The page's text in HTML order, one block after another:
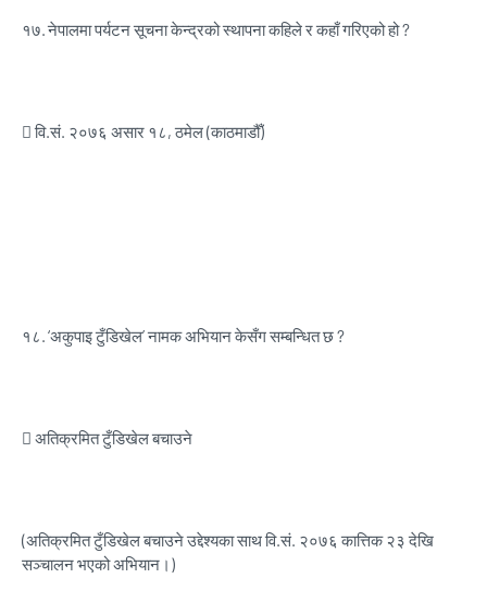
१७.नेपालमा पर्यटन सूचना केन्द्रको स्थापना कहिले र कहाँ गरिएको हो ?
 वि.सं. २०७६ असार १८, ठमेल (काठमाडौँ)
१८.‘अकुपाइ टुँडिखेल’ नामक अभियान केसँग सम्बन्धित छ ?
 अतिक्रमित टुँडिखेल बचाउने
(अतिक्रमित टुँडिखेल बचाउने उद्देश्यका साथ वि.सं. २०७६ कात्तिक २३ देखि
सञ्चालन भएको अभियान।)